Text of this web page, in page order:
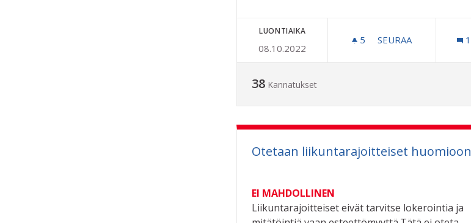
LUONTIAIKA
08.10.2022
5 5 SEURAAJAA
SEURAA 1
38 Kannatukset
Otetaan liikuntarajoitteiset huomioon
EI MAHDOLLINEN
Liikuntarajoitteiset eivät tarvitse lokerointia ja